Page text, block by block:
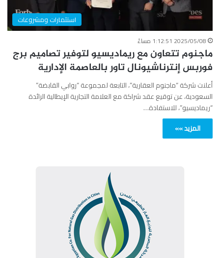
استثمارات ومشروعات
2025/05/08 1:12:51 مساءً
ماجنوم تتعاون مع ريماديسيو لتوفير تصاميم برج
فوربس إنترناشيونال تاور بالعاصمة الإدارية
أعلنت شركة “ماجنوم العقارية”، التابعة لمجموعة “روابي القابضة”
السعودية، عن توقيع عقد شراكة مع العلامة التجارية الإيطالية الرائدة
“ريماديسيو”، للاستفادة…
المزيد »»